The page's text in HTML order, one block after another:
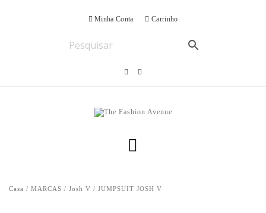
Minha Conta Carrinho
Casa / MARCAS / Josh V / JUMPSUIT JOSH V